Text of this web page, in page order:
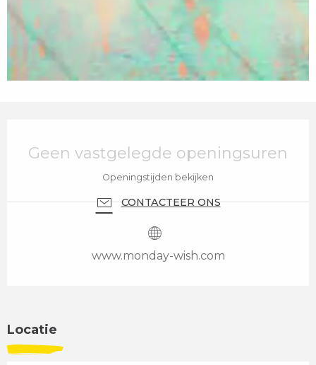
Geen vastgelegde openingsuren
Openingstijden bekijken
CONTACTEER ONS
www.monday-wish.com
Locatie